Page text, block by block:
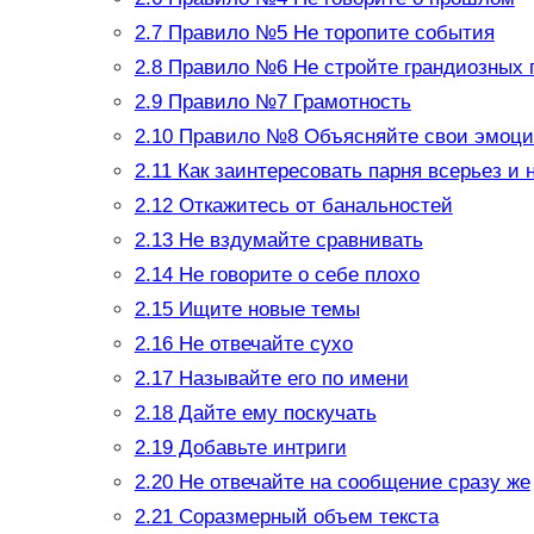
2.7Правило №5 Не торопите события
2.8Правило №6 Не стройте грандиозных
2.9Правило №7 Грамотность
2.10Правило №8 Объясняйте свои
2.11Как заинтересовать парня всерьез и
2.12Откажитесь от банальностей
2.13Не вздумайте сравнивать
2.14Не говорите о себе плохо
2.15Ищите новые темы
2.16Не отвечайте сухо
2.17Называйте его по имени
2.18Дайте ему поскучать
2.19Добавьте интриги
2.20Не отвечайте на сообщение сразу же
2.21Соразмерный объем текста